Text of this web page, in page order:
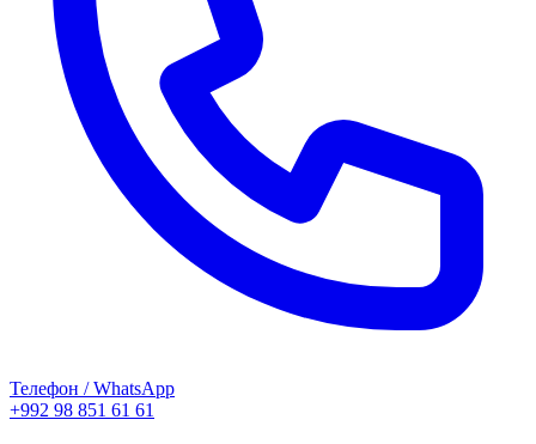
Телефон / WhatsApp
+992 98 851 61 61